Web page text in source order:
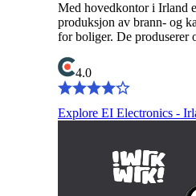
Med hovedkontor i Irland
produksjon av brann- og
for boliger. De produserer
4.0
Explore EI Electronics -